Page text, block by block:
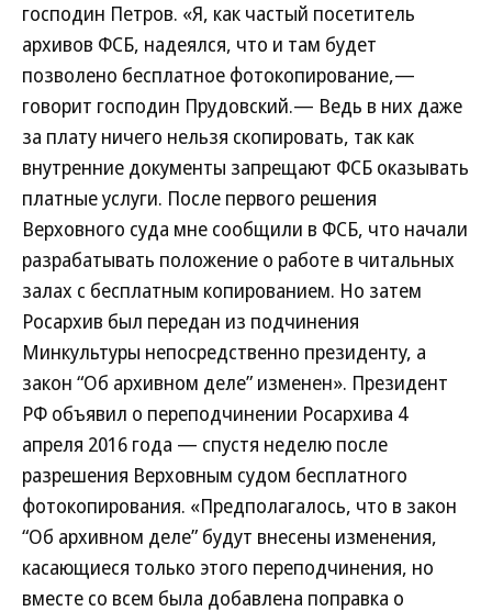
господин Петров. «Я, как частый посетитель
архивов ФСБ, надеялся, что и там будет
позволено бесплатное фотокопирование,—
говорит господин Прудовский.— Ведь в них даже
за плату ничего нельзя скопировать, так как
внутренние документы запрещают ФСБ оказывать
платные услуги. После первого решения
Верховного суда мне сообщили в ФСБ, что начали
разрабатывать положение о работе в читальных
залах с бесплатным копированием. Но затем
Росархив был передан из подчинения
Минкультуры непосредственно президенту, а
закон “Об архивном деле” изменен». Президент
РФ объявил о переподчинении Росархива 4
апреля 2016 года — спустя неделю после
разрешения Верховным судом бесплатного
фотокопирования. «Предполагалось, что в закон
“Об архивном деле” будут внесены изменения,
касающиеся только этого переподчинения, но
вместе со всем была добавлена поправка о